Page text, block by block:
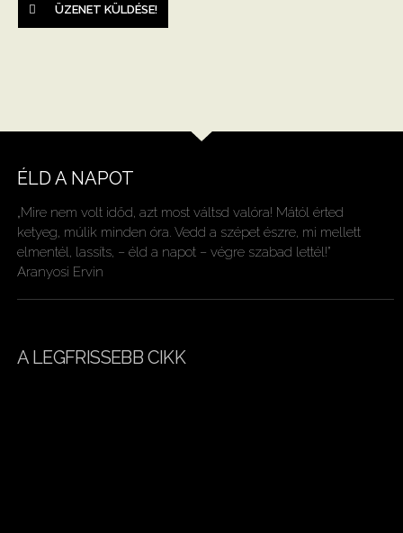
ÜZENET KÜLDÉSE!
ÉLD A NAPOT
„Mire nem volt időd, azt most váltsd valóra! Mától érted
ketyeg, múlik minden óra. Vedd a szépet észre, mi mellett
elmentél, lassíts, – éld a napot – végre szabad lettél!”
Aranyosi Ervin
A LEGFRISSEBB CIKK